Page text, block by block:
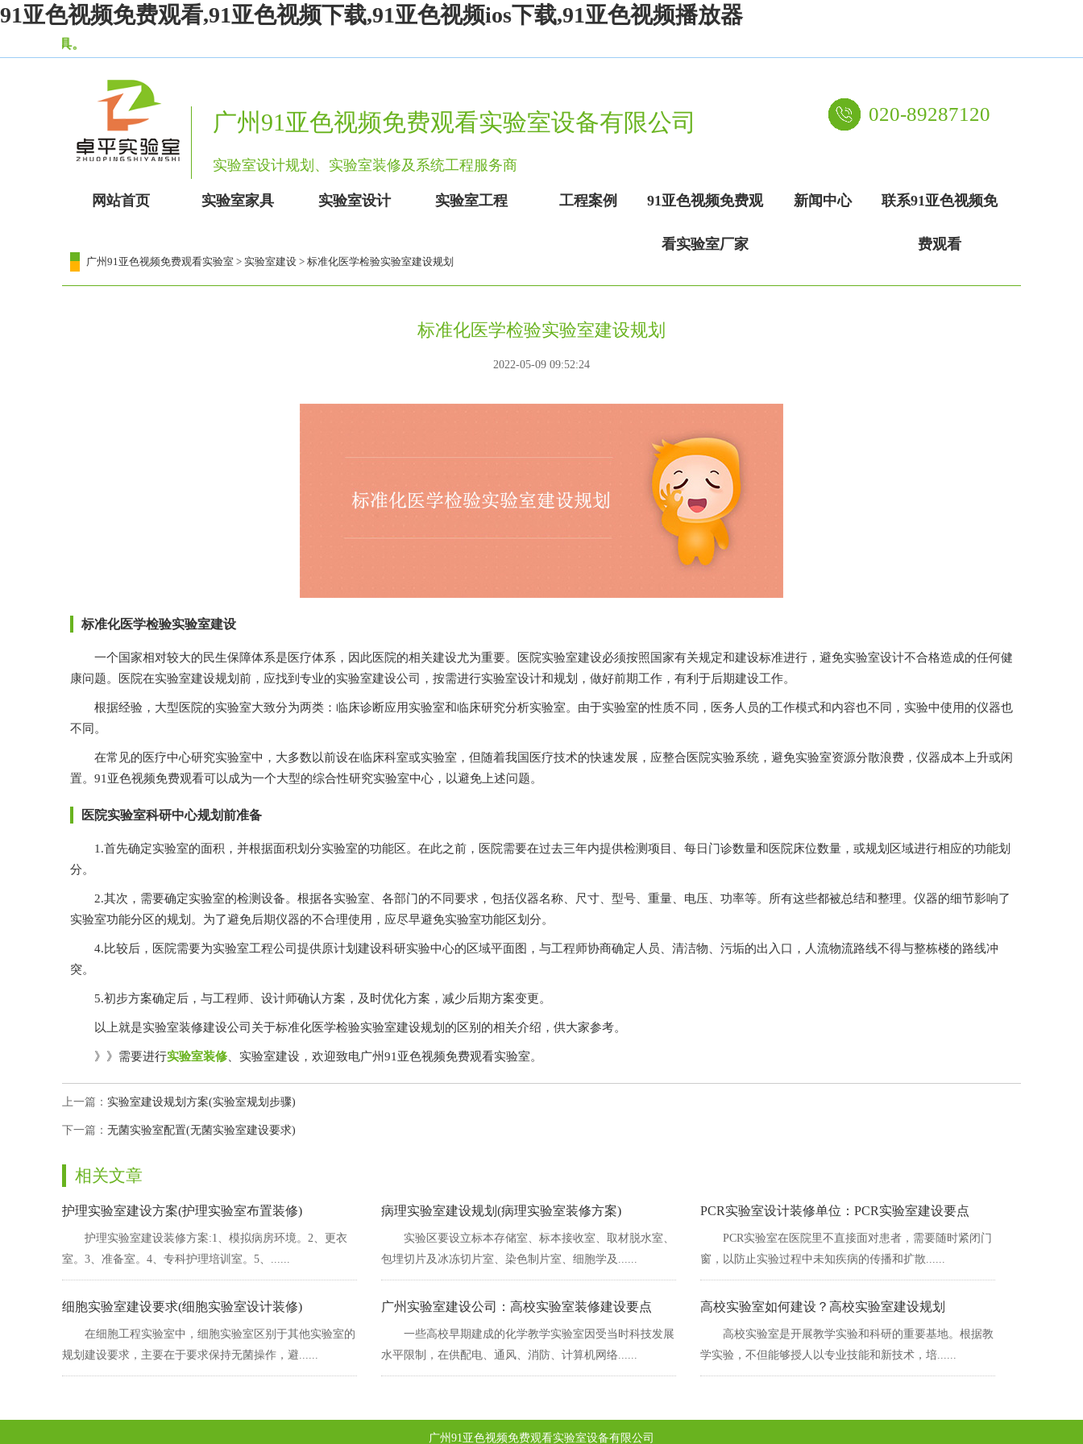
91亚色视频免费观看,91亚色视频下载,91亚色视频ios下载,91亚色视频播放器
广州91亚色视频免费观看实验室设备有限公司
实验室设计规划、实验室装修及系统工程服务商
020-89287120
网站首页 实验室家具 实验室设计 实验室工程 工程案例 91亚色视频免费观
看实验室厂家
新闻中心 联系91亚色视频免
费观看
广州91亚色视频免费观看实验室 > 实验室建设 > 标准化医学检验实验室建设规划
标准化医学检验实验室建设规划
2022-05-09 09:52:24
标准化医学检验实验室建设
一个国家相对较大的民生保障体系是医疗体系，因此医院的相关建设尤为重要。医院实验室建设必须按照国家有关规定和建设标准进行，避免实验室设计不合格造成的任何健
康问题。医院在实验室建设规划前，应找到专业的实验室建设公司，按需进行实验室设计和规划，做好前期工作，有利于后期建设工作。
根据经验，大型医院的实验室大致分为两类：临床诊断应用实验室和临床研究分析实验室。由于实验室的性质不同，医务人员的工作模式和内容也不同，实验中使用的仪器也
不同。
在常见的医疗中心研究实验室中，大多数以前设在临床科室或实验室，但随着我国医疗技术的快速发展，应整合医院实验系统，避免实验室资源分散浪费，仪器成本上升或闲
置。91亚色视频免费观看可以成为一个大型的综合性研究实验室中心，以避免上述问题。
医院实验室科研中心规划前准备
1.首先确定实验室的面积，并根据面积划分实验室的功能区。在此之前，医院需要在过去三年内提供检测项目、每日门诊数量和医院床位数量，或规划区域进行相应的功能划
分。
2.其次，需要确定实验室的检测设备。根据各实验室、各部门的不同要求，包括仪器名称、尺寸、型号、重量、电压、功率等。所有这些都被总结和整理。仪器的细节影响了
实验室功能分区的规划。为了避免后期仪器的不合理使用，应尽早避免实验室功能区划分。
4.比较后，医院需要为实验室工程公司提供原计划建设科研实验中心的区域平面图，与工程师协商确定人员、清洁物、污垢的出入口，人流物流路线不得与整栋楼的路线冲
突。
5.初步方案确定后，与工程师、设计师确认方案，及时优化方案，减少后期方案变更。
以上就是实验室装修建设公司关于标准化医学检验实验室建设规划的区别的相关介绍，供大家参考。
》》需要进行实验室装修 、实验室建设，欢迎致电广州91亚色视频免费观看实验室。
上一篇： 实验室建设规划方案(实验室规划步骤)
下一篇： 无菌实验室配置(无菌实验室建设要求)
相关文章
护理实验室建设方案(护理实验室布置装修)
护理实验室建设装修方案:1、模拟病房环境。2、更衣
室。3、准备室。4、专科护理培训室。5、......
病理实验室建设规划(病理实验室装修方案)
实验区要设立标本存储室、标本接收室、取材脱水室、
包埋切片及冰冻切片室、染色制片室、细胞学及......
PCR实验室设计装修单位：PCR实验室建设要点
PCR实验室在医院里不直接面对患者，需要随时紧闭门
窗，以防止实验过程中未知疾病的传播和扩散......
细胞实验室建设要求(细胞实验室设计装修)
在细胞工程实验室中，细胞实验室区别于其他实验室的
规划建设要求，主要在于要求保持无菌操作，避......
广州实验室建设公司：高校实验室装修建设要点
一些高校早期建成的化学教学实验室因受当时科技发展
水平限制，在供配电、通风、消防、计算机网络......
高校实验室如何建设？高校实验室建设规划
高校实验室是开展教学实验和科研的重要基地。根据教
学实验，不但能够授人以专业技能和新技术，培......
广州91亚色视频免费观看实验室设备有限公司